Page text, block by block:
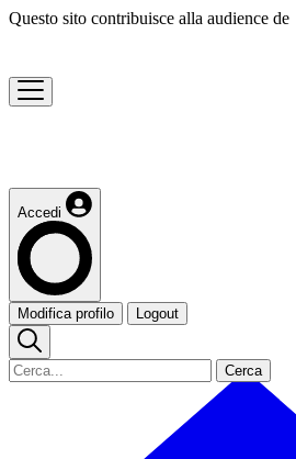
Questo sito contribuisce alla audience de
Accedi
Modifica profilo Logout
Cerca